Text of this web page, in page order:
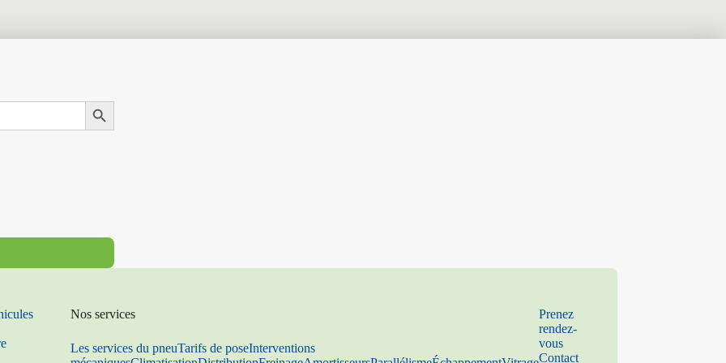
Search Button
Nos services
Les services du pneuTarifs de poseInterventions
Prenez
rendez-
vous
Contact